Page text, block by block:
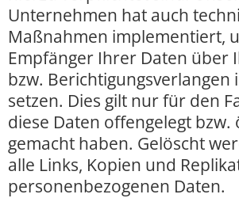
Unternehmen hat auch
Maßnahmen implementiert,
Empfänger Ihrer Daten über
bzw. Berichtigungsverlangen
setzen. Dies gilt nur für den
diese Daten offengelegt bzw.
gemacht haben. Gelöscht
alle Links, Kopien und
personenbezogenen Daten.